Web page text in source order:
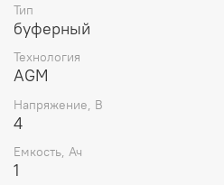
Тип
буферный
Технология
AGM
Напряжение, В
4
Емкость, Ач
1